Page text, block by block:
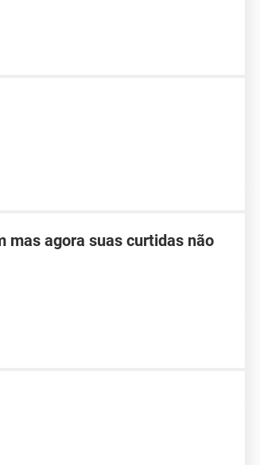
mas agora suas curtidas não